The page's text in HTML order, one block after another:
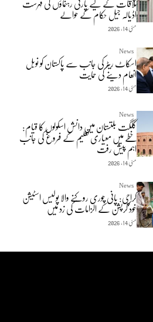
اڈیالہ جیل حکام کے حوالے
مئی 14, 2026
News
اسکاٹ ریٹر کی جانب سے پاکستان کو نوبل
انعام دینے کی حمایت
مئی 14, 2026
News
گلگت بلتستان میں دانش اسکولوں کا قیام:
خطے میں معیاری تعلیم کے فروغ کی جانب
اہم پیش رفت
مئی 14, 2026
News
کراچی: پانی چوری روکنے والا پولیس اسٹیشن
خود کرپشن کے الزامات کی زد میں
مئی 14, 2026